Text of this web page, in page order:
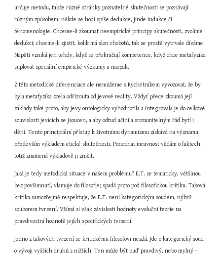
určuje metodu, takže různé stránky poznatelné skutečnosti se poznávají
různým způsobem; někde se hodí spíše dedukce, jinde indukce či
fenomenologie. Chceme-li zkoumat neempirické principy skutečnosti, zvolíme
dedukci; chceme-li zjistit, kolik má slon chobotů, tak se prostě vytrvale díváme.
Napětí vzniká jen tehdy, když se překračují kompetence, když chce metafyzika
suplovat speciální empirické výzkumy a naopak.
Z této metodické diferenciace ale nemůžeme s Rychetníkem vyvozovat, že by
byla metafyzika zcela odříznuta od jevové reality. Vždyť přece zkoumá její
základy také proto, aby jevy ontologicky vyhodnotila a integrovala je do celkové
souvislosti jevících se jsoucen, a aby odtud učinila srozumitelným řád bytí i
dění. Tento principiální přístup k životnímu dynamizmu získává na významu
především výkladem etické skutečnosti. Ponechat mravnost vědám o faktech
totiž znamená výkladově ji zničit.
Jaká je tedy metodická situace v našem problému? E.T. se tematicky, většinou
bez povšimnutí, vlamuje do filosofie; spadá proto pod filosofickou kritiku. Taková
kritika samozřejmě respektuje, že E.T. není kategorickým soudem, nýbrž
souborem tvrzení. Všímá si však závislosti hodnoty evoluční teorie na
pravdivostní hodnotě jejích specifických tvrzení.
Jedno z takových tvrzení se kritickému filosofovi nezdá. Jde o kategorický soud
o vývoji vyšších druhů z nižších. Ten může být buď pravdivý, nebo mylný –